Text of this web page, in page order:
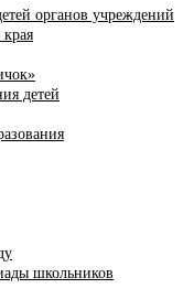
органов учреждений
детей
школьников